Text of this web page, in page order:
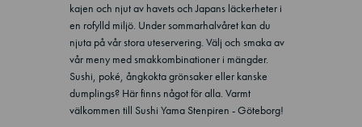
kajen och njut av havets och Japans läckerheter i
en rofylld miljö. Under sommarhalvåret kan du
njuta på vår stora uteservering. Välj och smaka av
vår meny med smakkombinationer i mängder.
Sushi, poké, ångkokta grönsaker eller kanske
dumplings? Här finns något för alla. Varmt
välkommen till Sushi Yama Stenpiren - Göteborg!